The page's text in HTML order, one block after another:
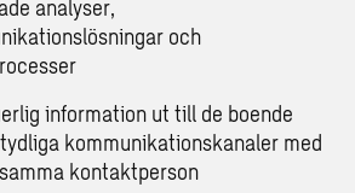
analyser,
och
information ut till de boende
kommunikationskanaler med
kontaktperson